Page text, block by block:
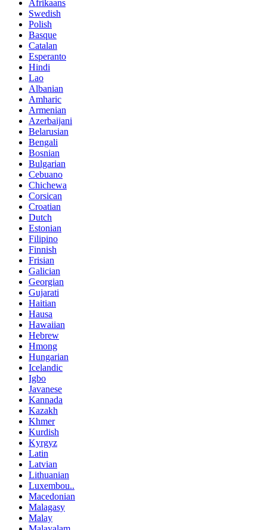
Afrikaans
Swedish
Polish
Basque
Catalan
Esperanto
Hindi
Lao
Albanian
Amharic
Armenian
Azerbaijani
Belarusian
Bengali
Bosnian
Bulgarian
Cebuano
Chichewa
Corsican
Croatian
Dutch
Estonian
Filipino
Finnish
Frisian
Galician
Georgian
Gujarati
Haitian
Hausa
Hawaiian
Hebrew
Hmong
Hungarian
Icelandic
Igbo
Javanese
Kannada
Kazakh
Khmer
Kurdish
Kyrgyz
Latin
Latvian
Lithuanian
Luxembou..
Macedonian
Malagasy
Malay